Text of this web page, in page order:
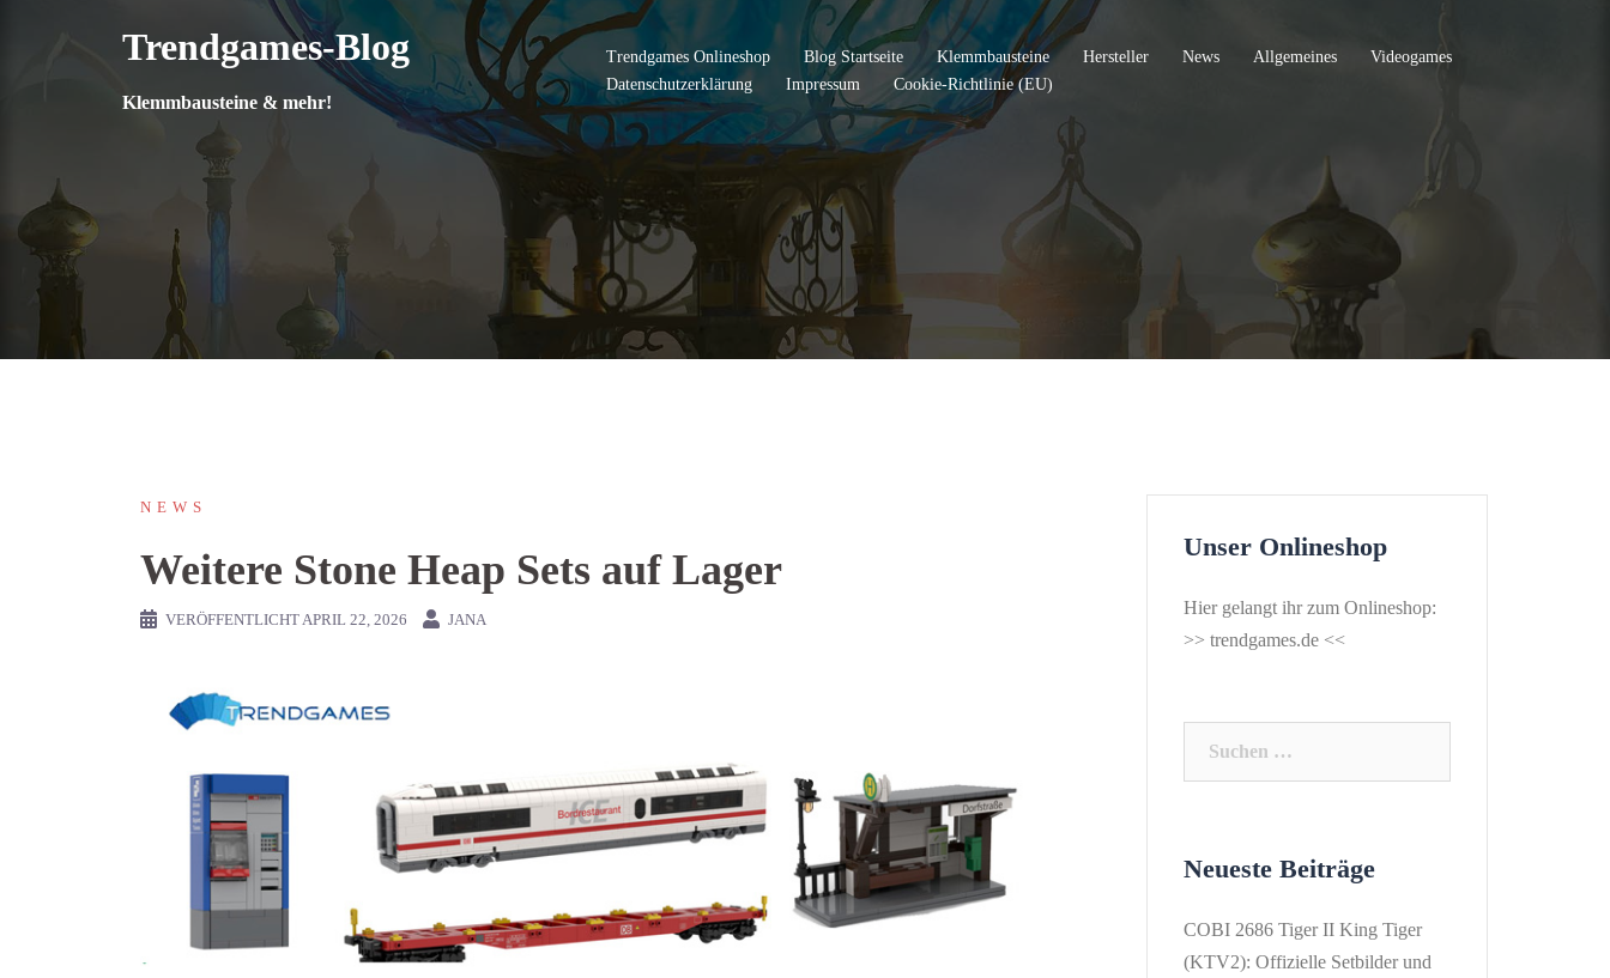
Trendgames-Blog
Klemmbausteine & mehr!
Trendgames Onlineshop Blog Startseite Klemmbausteine Hersteller News Allgemeines
Videogames
Datenschutzerklärung
Impressum Cookie-Richtlinie (EU)
NEWS
Weitere Stone Heap Sets auf Lager
VERÖFFENTLICHTAPRIL 22, 2026 JANA
Unser Onlineshop
Hier gelangt ihr zum Onlineshop:
>> trendgames.de <<
Neueste Beiträge
COBI 2686 Tiger II King Tiger
(KTV2): Offizielle Setbilder und